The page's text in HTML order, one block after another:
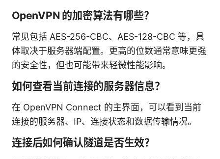
OpenVPN 的加密算法有哪些？
常见包括 AES-256-CBC、AES-128-CBC 等，具
体取决于服务器端配置。更高的位数通常意味更强
的安全性，但也可能带来轻微性能影响。
如何查看当前连接的服务器信息？
在 OpenVPN Connect 的主界面，可以看到当前
连接的服务器、IP、连接状态和数据传输情况。
连接后如何确认隧道是否生效？